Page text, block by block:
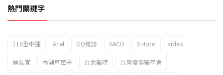
2023新北市北海岸國際風箏節「風在石起」霸氣回歸
熱門關鍵字
110全中運 Ariel GQ雜誌 SACO S Hotel video
侯友宜 內湖草莓季 台北醫院 台灣復健醫學會